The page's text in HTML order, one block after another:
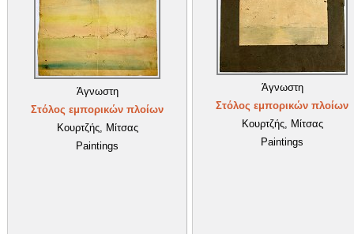
Άγνωστη
Στόλος εμπορικών πλοίων
Κουρτζής, Μίτσας
Paintings
Άγνωστη
Στόλος εμπορικών πλοίων
Κουρτζής, Μίτσας
Paintings